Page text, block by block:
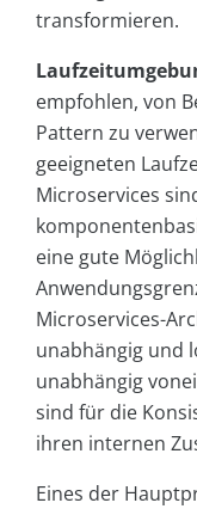
transformieren.
empfohlen, von
Pattern zu
geeigneten
Microservices
eine gute
Microservices-
unabhängig und
unabhängig
sind für die
ihren internen
Eines der